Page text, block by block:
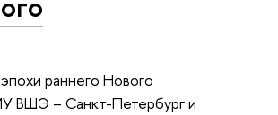
раннего Нового
ВШЭ – Санкт-Петербург и